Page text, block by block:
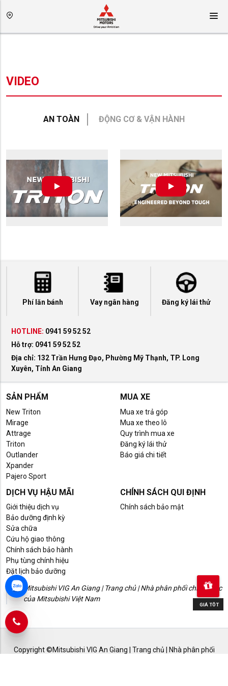
VIDEO
AN TOÀN ĐỘNG CƠ & VẬN HÀNH
Phí lăn bánh Vay ngân hàng Đăng ký lái thử
HOTLINE: 0941 59 52 52
Hỗ trợ: 0941 59 52 52
Địa chỉ: 132 Trần Hưng Đạo, Phường Mỹ Thạnh, TP. Long
Xuyên, Tỉnh An Giang
SẢN PHẨM
New Triton
Mirage
Attrage
Triton
Outlander
Xpander
Pajero Sport
MUA XE
Mua xe trả góp
Mua xe theo lô
Quy trình mua xe
Đăng ký lái thử
Báo giá chi tiết
DỊCH VỤ HẬU MÃI
Giới thiệu dịch vụ
Bảo dưỡng định kỳ
Sửa chữa
Cứu hộ giao thông
Chính sách bảo hành
Phụ tùng chính hiệu
Đặt lịch bảo dưỡng
CHÍNH SÁCH QUI ĐỊNH
Chính sách bảo mật
Mitsubishi VIG An Giang | Trang chủ | Nhà phân phối chính thức
của Mitsubishi Việt Nam
Copyright ©Mitsubishi VIG An Giang | Trang chủ | Nhà phân phối